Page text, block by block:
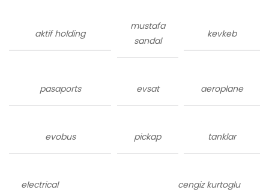
aktif holding
mustafa
sandal
kevkeb
pasaports evsat aeroplane
evobus pickap tanklar
electrical cengiz kurtoglu